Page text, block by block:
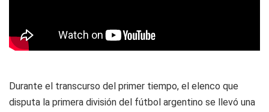
Durante el transcurso del primer tiempo, el elenco que
disputa la primera división del fútbol argentino se llevó una